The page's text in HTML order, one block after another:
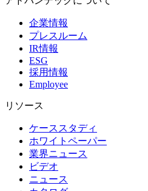
企業情報
プレスルーム
IR情報
ESG
採用情報
Employee
リソース
ケーススタディ
ホワイトペーパー
業界ニュース
ビデオ
ニュース